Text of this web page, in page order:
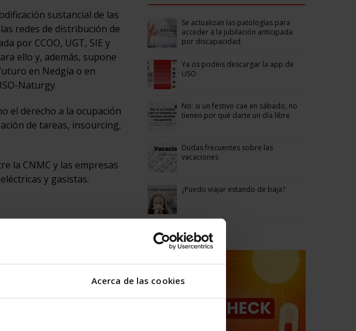
Acerca de las cookies
sustancial de las
redes de distribución de
por CCOO, UGT, SIE y
ello y, además, supone
en Nedgia o en
Naturgy.
el derecho a la ocupación
de tareas, insourcing,
la CNMC y las empresas
y gasistas.
Se actualizan las patologías para
acceder a la jubilación anticipada
por discapacidad
Ya os podéis descargar la app de
USO
No: si un festivo cae en sábado, no
tienen por qué darte un día libre
Dudas frecuentes sobre las
vacaciones
¿Puedo viajar estando de baja?